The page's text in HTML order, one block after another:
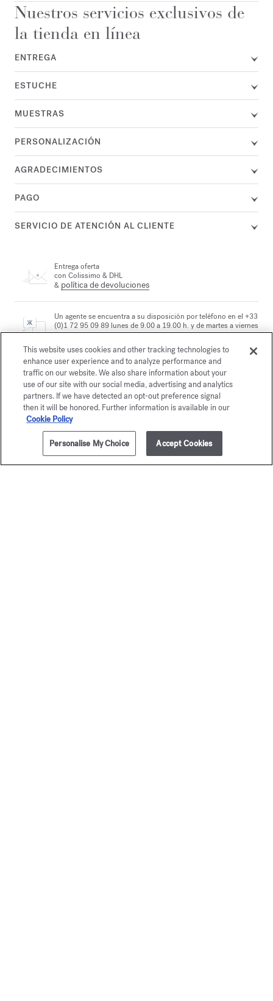
Nuestros servicios exclusivos de
la tienda en línea
ENTREGA
ESTUCHE
MUESTRAS
PERSONALIZACIÓN
AGRADECIMIENTOS
PAGO
SERVICIO DE ATENCIÓN AL CLIENTE
Entrega oferta
con Colissimo & DHL
& política de devoluciones
Un agente se encuentra a su disposición por teléfono en el +33
(0)1 72 95 09 89 lunes de 9.00 a 19.00 h. y de martes a viernes
de 10.00 a 19.00 h., o porcorreo electrónico
Pago seguro
La Maison le propone
elegir entre dos cofres regalo
Descubrir
This website uses cookies and other tracking technologies to
enhance user experience and to analyze performance and
traffic on our website. We also share information about your
use of our site with our social media, advertising and analytics
partners. If we have detected an opt-out preference signal
then it will be honored. Further information is available in our
Cookie Policy
Personalise My Choice Accept Cookies